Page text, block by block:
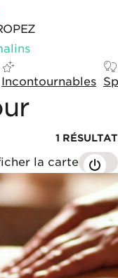
Incontournables
1 RÉSULTAT
la carte